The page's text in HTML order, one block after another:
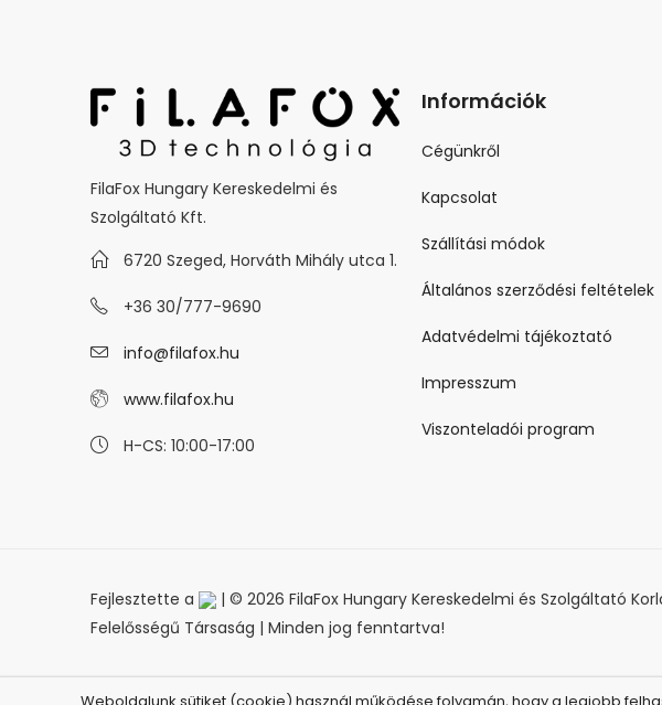
FilaFox Hungary Kereskedelmi és
Szolgáltató Kft.
6720 Szeged, Horváth Mihály utca 1.
+36 30/777-9690
info@filafox.hu
www.filafox.hu
H-CS: 10:00-17:00
Információk
Cégünkről
Kapcsolat
Szállítási módok
Általános szerződési feltételek
Adatvédelmi tájékoztató
Impresszum
Viszonteladói program
Fejlesztette a
| © 2026 FilaFox Hungary Kereskedelmi és Szolgáltató
Felelősségű Társaság | Minden jog fenntartva!